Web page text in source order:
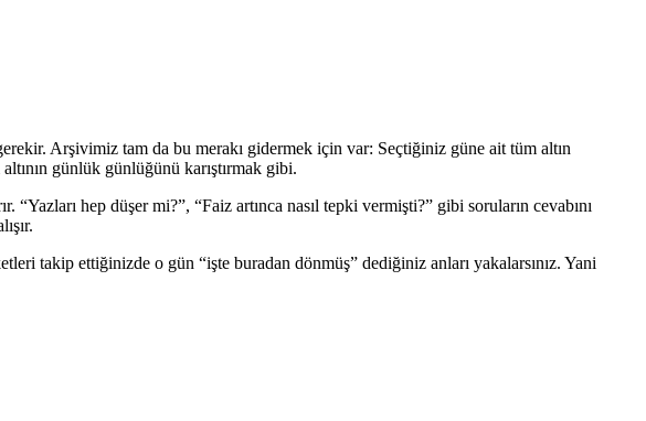
Arşivimiz tam da bu merakı gidermek için var: Seçtiğiniz güne ait tüm altın
günlük günlüğünü karıştırmak gibi.
“Yazları hep düşer mi?”, “Faiz artınca nasıl tepki vermişti?” gibi soruların cevabını
takip ettiğinizde o gün “işte buradan dönmüş” dediğiniz anları yakalarsınız. Yani